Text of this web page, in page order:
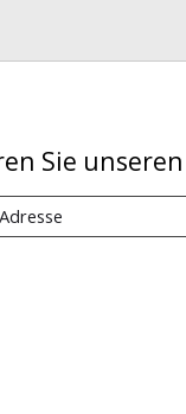
Sie